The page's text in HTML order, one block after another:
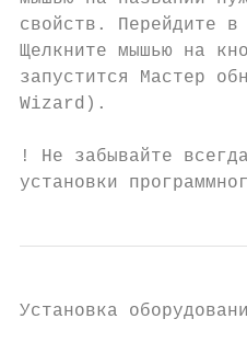
свойств. Перейдите
Щелкните мышью на
запустится Мастер
Wizard).
! Не забывайте
установки
Установка